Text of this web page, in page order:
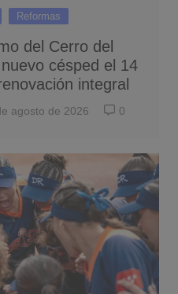
Reformas
del Cerro del
césped el 14
integral
agosto de 2026 0